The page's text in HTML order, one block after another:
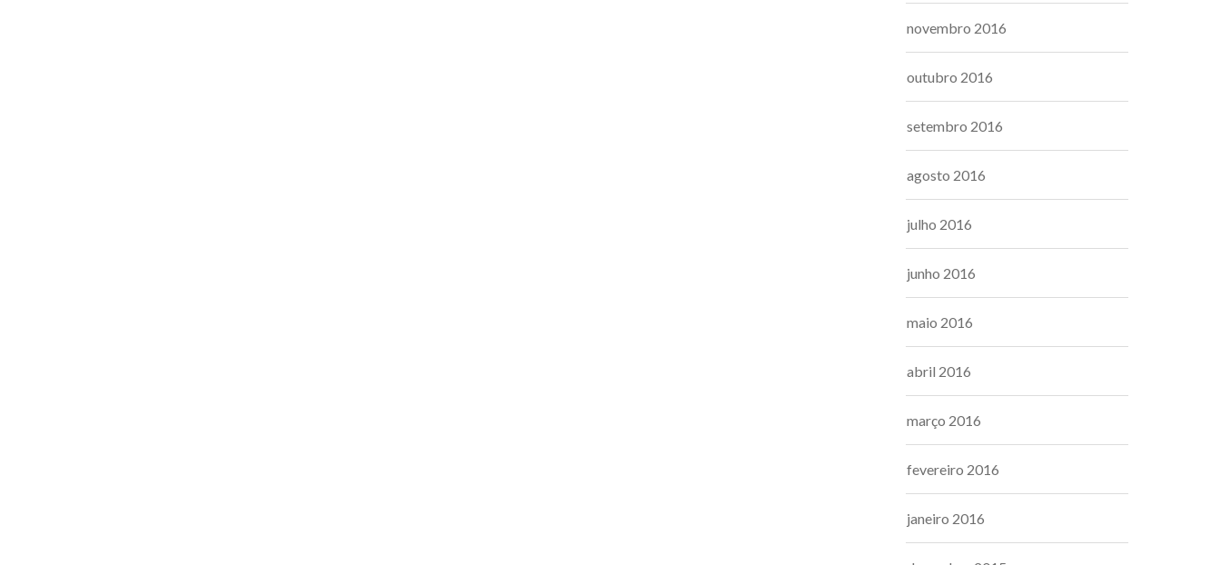
novembro 2016
outubro 2016
setembro 2016
agosto 2016
julho 2016
junho 2016
maio 2016
abril 2016
março 2016
fevereiro 2016
janeiro 2016